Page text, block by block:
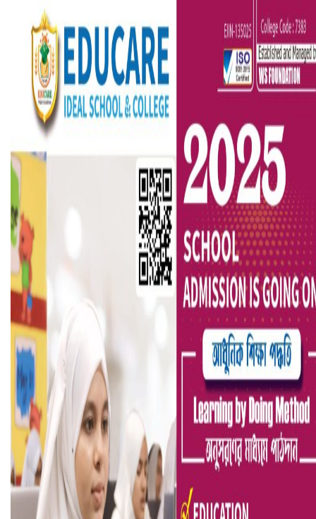
বৈষম্যবিরোধী ছাত্র আন্দোলনের সাধারণ সম্পাদকের পদত্যাগ
ভিউ বাড়াতে রাম দা হাতে ফেসবুকে ভিডিও পোস্ট শিক্ষকের
আ.লীগ ও জাপার ৯ নেতা কারাগারে